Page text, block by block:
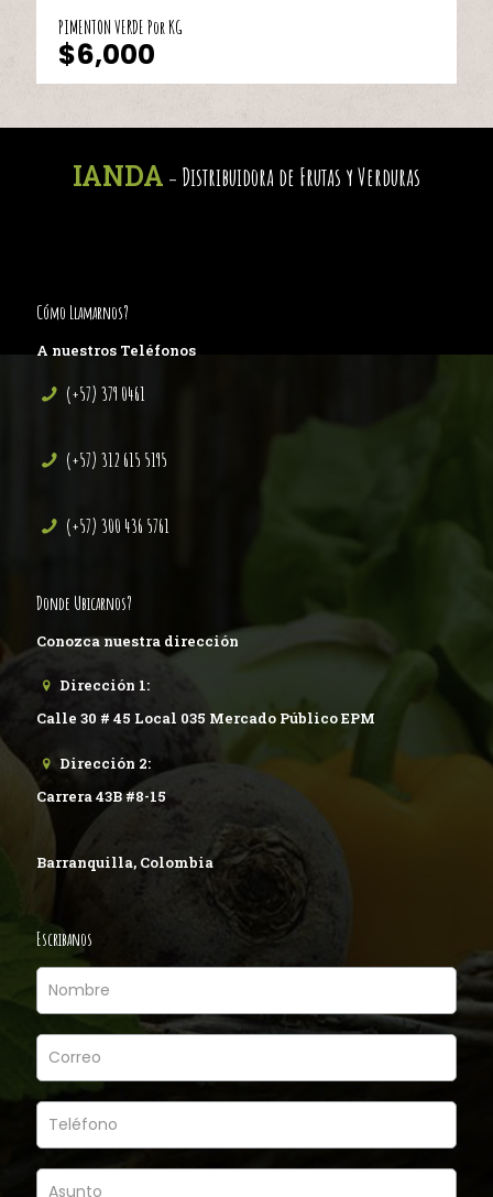
PIMENTON VERDE Por KG
$6,000
IANDA - Distribuidora de Frutas y Verduras
Cómo Llamarnos?
A nuestros Teléfonos
(+57) 379 0461
(+57) 312 615 5195
(+57) 300 436 5761
Donde Ubicarnos?
Conozca nuestra dirección
Dirección 1:
Calle 30 # 45 Local 035 Mercado Público EPM
Dirección 2:
Carrera 43B #8-15
Barranquilla, Colombia
Escribanos